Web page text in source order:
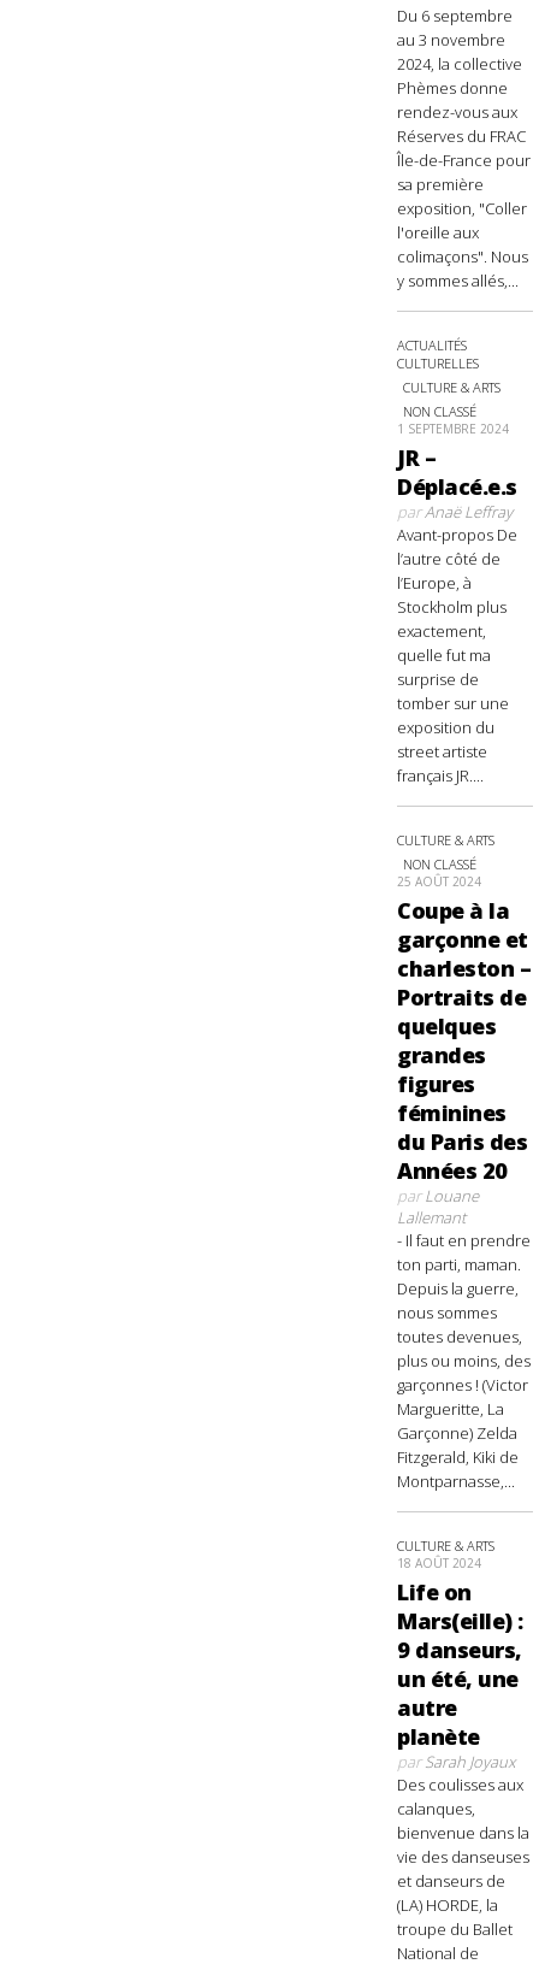
Du 6 septembre
au 3 novembre
2024, la collective
Phèmes donne
rendez-vous aux
Réserves du FRAC
Île-de-France pour
sa première
exposition, "Coller
l'oreille aux
colimaçons". Nous
y sommes allés,...
ACTUALITÉS
CULTURELLES
CULTURE & ARTS
NON CLASSÉ
1 SEPTEMBRE 2024
JR –
Déplacé.e.s
parAnaë Leffray
Avant-propos De
l’autre côté de
l’Europe, à
Stockholm plus
exactement,
quelle fut ma
surprise de
tomber sur une
exposition du
street artiste
français JR....
CULTURE & ARTS
NON CLASSÉ
25 AOÛT 2024
Coupe à la
garçonne et
charleston –
Portraits de
quelques
grandes
figures
féminines
du Paris des
Années 20
parLouane
Lallemant
- Il faut en prendre
ton parti, maman.
Depuis la guerre,
nous sommes
toutes devenues,
plus ou moins, des
garçonnes ! (Victor
Margueritte, La
Garçonne) Zelda
Fitzgerald, Kiki de
Montparnasse,...
CULTURE & ARTS
18 AOÛT 2024
Life on
Mars(eille) :
9 danseurs,
un été, une
autre
planète
parSarah Joyaux
Des coulisses aux
calanques,
bienvenue dans la
vie des danseuses
et danseurs de
(LA) HORDE, la
troupe du Ballet
National de